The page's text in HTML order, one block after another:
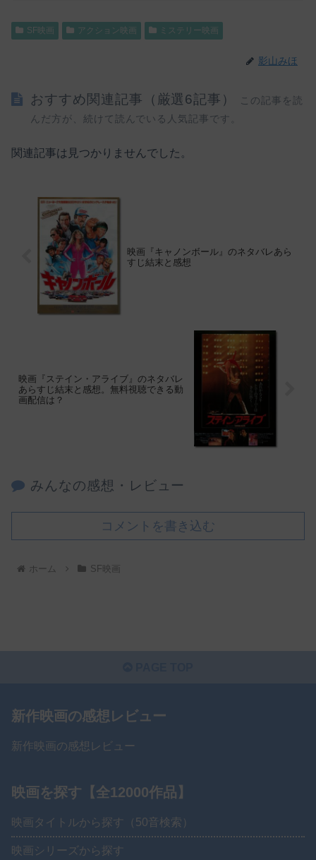
SF映画 アクション映画 ミステリー映画
影山みほ
おすすめ関連記事（厳選6記事）
この記事を読
んだ方が、続けて読んでいる人気記事です。
関連記事は見つかりませんでした。
映画『キャノンボール』のネタバレあら
すじ結末と感想
映画『ステイン・アライブ』のネタバレ
あらすじ結末と感想。無料視聴できる動
画配信は？
みんなの感想・レビュー
コメントを書き込む
ホーム SF映画
新作映画の感想レビュー
新作映画の感想レビュー
映画を探す【全12000作品】
映画タイトルから探す（50音検索）
映画シリーズから探す